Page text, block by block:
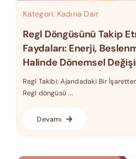
Kategori: Kadına Dair
Regl Döngüsünü Takip
Faydaları: Enerji,
Halinde Dönemsel
Regl Takibi: Ajandadaki Bir
Regl döngüsü ...
Devamı